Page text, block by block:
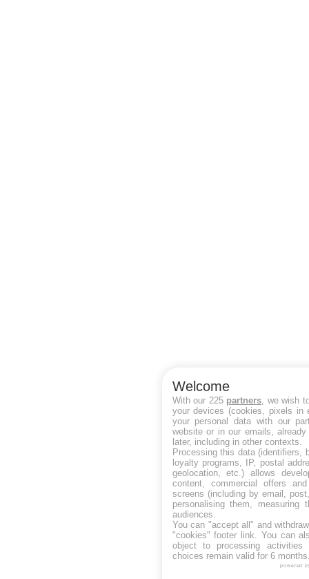
Welcome
With our 225 partners , we wish
your devices (cookies, pixels in
your personal data with our
website or in our emails,
later, including in other contexts.
Processing this data (identifiers,
loyalty programs, IP, postal
geolocation, etc.) allows
content, commercial offers
screens (including by email,
personalising them, measuring
audiences.
You can "accept all" and
"cookies" footer link . You can
object to processing
choices remain valid for 6
powered